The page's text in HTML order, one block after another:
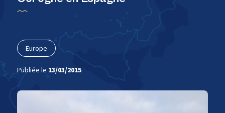
Europe
Publiée le 13/03/2015